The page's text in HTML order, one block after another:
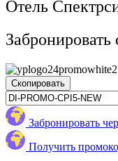
Отель
Скопировать
Забронировать
Получить